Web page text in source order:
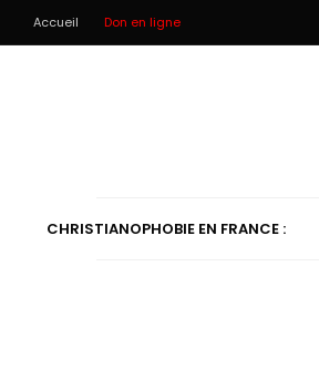
Accueil Don en ligne
CHRISTIANOPHOBIE EN FRANCE :